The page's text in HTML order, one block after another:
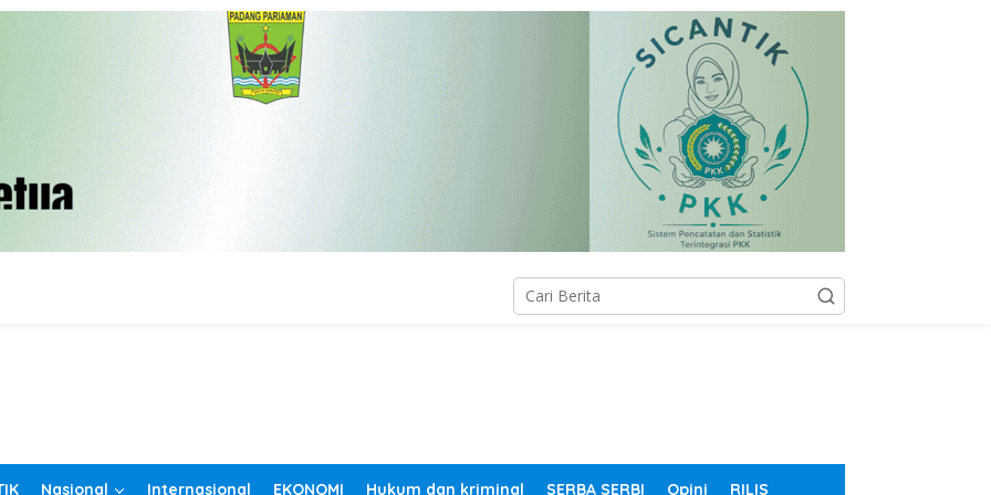
Nasional Internasional EKONOMI Hukum dan kriminal SERBA SERBI Opini RILIS